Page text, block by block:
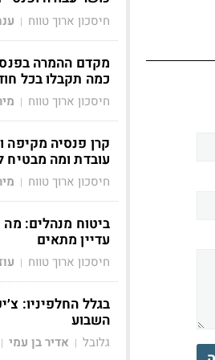
חיסכון ארוך טווח |
מקדם ההמרה
כמה תקבלו בכל
חיסכון ארוך טווח |
קרן פנסיה מקיפה
עובדת ומה מבטיח
חיסכון ארוך טווח |
ביטוח מנהלים: מה
עדיין מתאים
חיסכון ארוך טווח |
השבוע
גלובל | אדיר בן עמי |